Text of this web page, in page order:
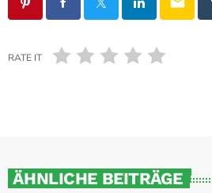
RATE IT
ÄHNLICHE BEITRÄGE